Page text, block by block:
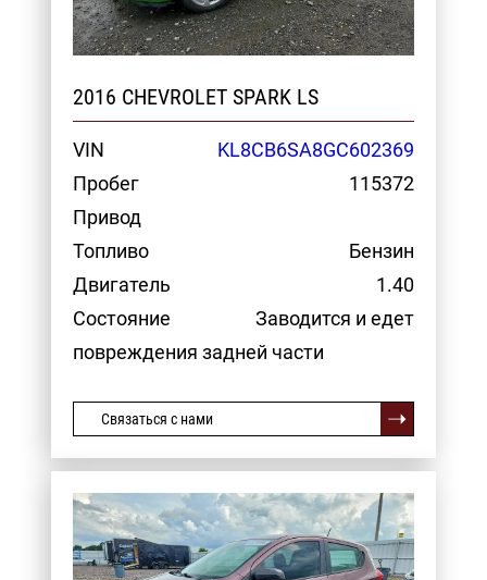
2016 CHEVROLET SPARK LS
VIN
KL8CB6SA8GC602369
Пробег
115372
Привод
Топливо
Бензин
Двигатель
1.40
Состояние
Заводится и едет
повреждения задней части
Связаться с нами